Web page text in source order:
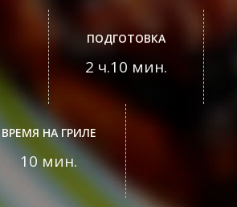
ПОДГОТОВКА
2 ч.10 мин.
ВРЕМЯ НА ГРИЛЕ
10 мин.